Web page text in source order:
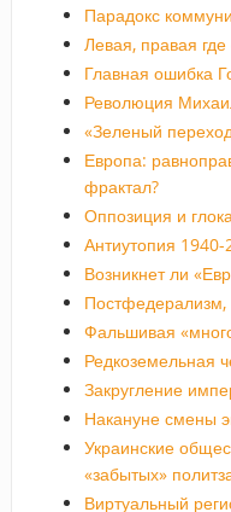
Парадокс
Левая, правая где
Главная ошибка
Революция
«Зеленый
Европа:
фрактал?
Оппозиция и
Антиутопия 1940-
Возникнет ли
Фальшивая
Редкоземельная
Закругление
Накануне смены
Украинские
«забытых»
Виртуальный